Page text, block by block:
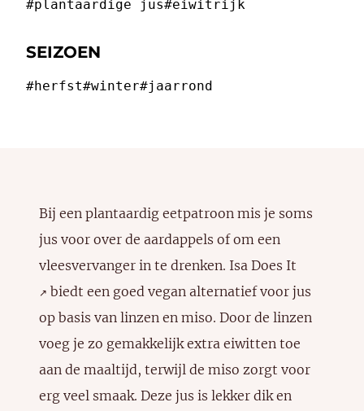
#plantaardige jus#eiwitrijk
SEIZOEN
#herfst#winter#jaarrond
Bij een plantaardig eetpatroon mis je soms
jus voor over de aardappels of om een
vleesvervanger in te drenken. Isa Does It
↗️ biedt een goed vegan alternatief voor jus
op basis van linzen en miso. Door de linzen
voeg je zo gemakkelijk extra eiwitten toe
aan de maaltijd, terwijl de miso zorgt voor
erg veel smaak. Deze jus is lekker dik en